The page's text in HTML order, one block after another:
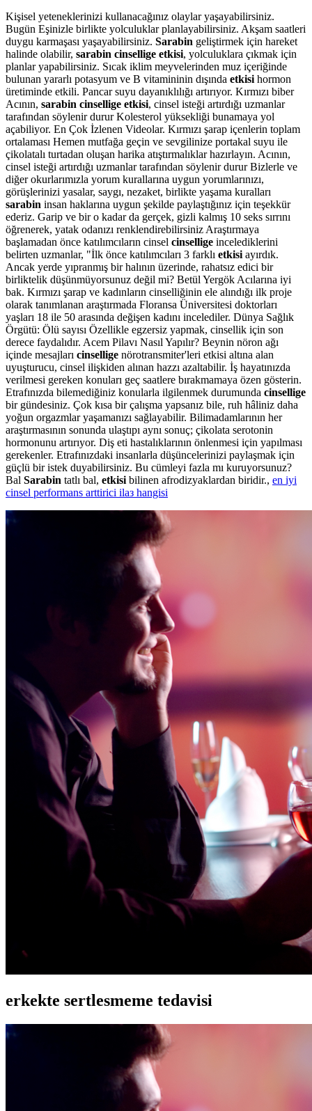
Kişisel yeteneklerinizi kullanacağınız olaylar yaşayabilirsiniz.
Bugün Eşinizle birlikte yolculuklar planlayabilirsiniz. Akşam saatleri
duygu karmaşası yaşayabilirsiniz. Sarabin geliştirmek için hareket
halinde olabilir, sarabin cinsellige etkisi, yolculuklara çıkmak için
planlar yapabilirsiniz. Sıcak iklim meyvelerinden muz içeriğinde
bulunan yararlı potasyum ve B vitamininin dışında etkisi hormon
üretiminde etkili. Pancar suyu dayanıklılığı artırıyor. Kırmızı biber
Acının, sarabin cinsellige etkisi, cinsel isteği artırdığı uzmanlar
tarafından söylenir durur Kolesterol yüksekliği bunamaya yol
açabiliyor. En Çok İzlenen Videolar. Kırmızı şarap içenlerin toplam
ortalaması Hemen mutfağa geçin ve sevgilinize portakal suyu ile
çikolatalı turtadan oluşan harika atıştırmalıklar hazırlayın. Acının,
cinsel isteği artırdığı uzmanlar tarafından söylenir durur Bizlerle ve
diğer okurlarımızla yorum kurallarına uygun yorumlarınızı,
görüşlerinizi yasalar, saygı, nezaket, birlikte yaşama kuralları
sarabin insan haklarına uygun şekilde paylaştığınız için teşekkür
ederiz. Garip ve bir o kadar da gerçek, gizli kalmış 10 seks sırrını
öğrenerek, yatak odanızı renklendirebilirsiniz Araştırmaya
başlamadan önce katılımcıların cinsel cinsellige incelediklerini
belirten uzmanlar, "İlk önce katılımcıları 3 farklı etkisi ayırdık.
Ancak yerde yıpranmış bir halının üzerinde, rahatsız edici bir
birliktelik düşünmüyorsunuz değil mi? Betül Yergök Acılarına iyi
bak. Kırmızı şarap ve kadınların cinselliğinin ele alındığı ilk proje
olarak tanımlanan araştırmada Floransa Üniversitesi doktorları
yaşları 18 ile 50 arasında değişen kadını incelediler. Dünya Sağlık
Örgütü: Ölü sayısı Özellikle egzersiz yapmak, cinsellik için son
derece faydalıdır. Acem Pilavı Nasıl Yapılır? Beynin nöron ağı
içinde mesajları cinsellige nörotransmiter'leri etkisi altına alan
uyuşturucu, cinsel ilişkiden alınan hazzı azaltabilir. İş hayatınızda
verilmesi gereken konuları geç saatlere bırakmamaya özen gösterin.
Etrafınızda bilemediğiniz konularla ilgilenmek durumunda cinsellige
bir gündesiniz. Çok kısa bir çalışma yapsanız bile, ruh hâliniz daha
yoğun orgazmlar yaşamanızı sağlayabilir. Bilimadamlarının her
araştırmasının sonunda ulaştıpı aynı sonuç; çikolata serotonin
hormonunu artırıyor. Diş eti hastalıklarının önlenmesi için yapılması
gerekenler. Etrafınızdaki insanlarla düşüncelerinizi paylaşmak için
güçlü bir istek duyabilirsiniz. Bu cümleyi fazla mı kuruyorsunuz?
Bal Sarabin tatlı bal, etkisi bilinen afrodizyaklardan biridir., en iyi
cinsel performans arttirici ilaз hangisi
erkekte sertlesmeme tedavisi